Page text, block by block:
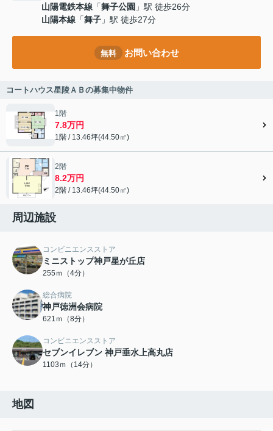
山陽電鉄本線 「舞子公園 」駅 徒歩26分
山陽本線 「舞子 」駅 徒歩27分
無料 お問い合わせ
コートハウス星陵ＡＢの募集中物件
1階
7.8万円
1階 / 13.46坪(44.50㎡)
2階
8.2万円
2階 / 13.46坪(44.50㎡)
周辺施設
コンビニエンスストア
ミニストップ神戸星が丘店
255ｍ（4分）
総合病院
神戸徳洲会病院
621ｍ（8分）
コンビニエンスストア
セブンイレブン 神戸垂水上高丸店
1103ｍ（14分）
地図